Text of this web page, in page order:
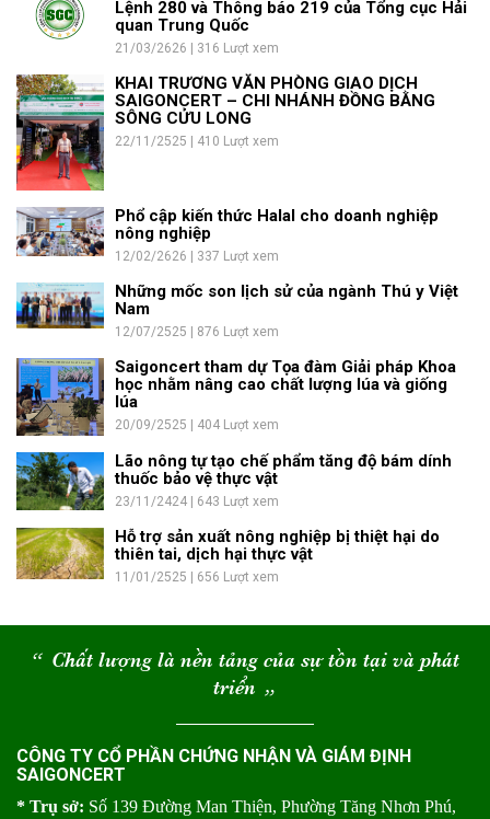
Lệnh 280 và Thông báo 219 của Tổng cục Hải
quan Trung Quốc
21/03/2626 | 316 Lượt xem
KHAI TRƯƠNG VĂN PHÒNG GIAO DỊCH
SAIGONCERT – CHI NHÁNH ĐỒNG BẰNG
SÔNG CỬU LONG
22/11/2525 | 410 Lượt xem
Phổ cập kiến thức Halal cho doanh nghiệp
nông nghiệp
12/02/2626 | 337 Lượt xem
Những mốc son lịch sử của ngành Thú y Việt
Nam
12/07/2525 | 876 Lượt xem
Saigoncert tham dự Tọa đàm Giải pháp Khoa
học nhằm nâng cao chất lượng lúa và giống
lúa
20/09/2525 | 404 Lượt xem
Lão nông tự tạo chế phẩm tăng độ bám dính
thuốc bảo vệ thực vật
23/11/2424 | 643 Lượt xem
Hỗ trợ sản xuất nông nghiệp bị thiệt hại do
thiên tai, dịch hại thực vật
11/01/2525 | 656 Lượt xem
“ Chất lượng là nền tảng của sự tồn tại và phát
triển “
CÔNG TY CỔ PHẦN CHỨNG NHẬN VÀ GIÁM ĐỊNH
SAIGONCERT
* Trụ sở: Số 139 Đường Man Thiện, Phường Tăng Nhơn Phú,